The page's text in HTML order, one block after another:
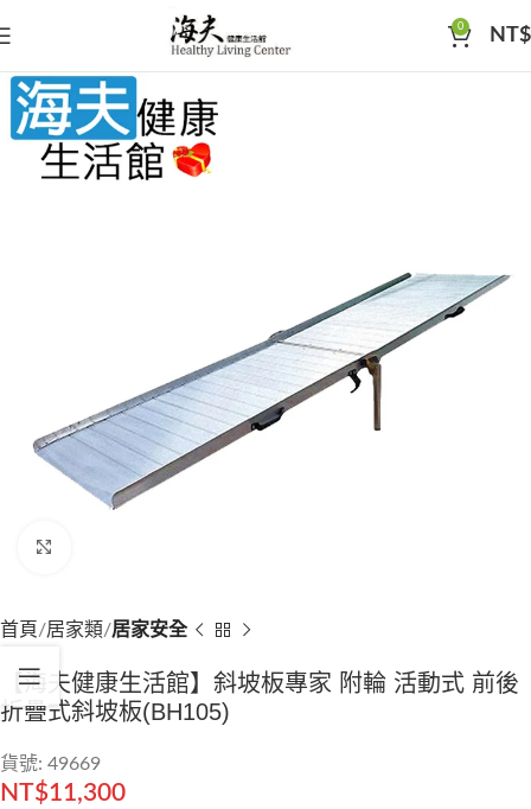
0 NT$
首頁 居家類 居家安全
【海夫健康生活館】斜坡板專家 附輪 活動式 前後
折疊式斜坡板(BH105)
貨號: 49669
NT$11,300